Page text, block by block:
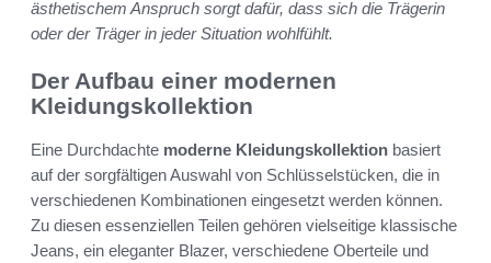
ästhetischem Anspruch sorgt dafür, dass sich die Trägerin
oder der Träger in jeder Situation wohlfühlt.
Der Aufbau einer modernen
Kleidungskollektion
Eine Durchdachte moderne Kleidungskollektion basiert
auf der sorgfältigen Auswahl von Schlüsselstücken, die in
verschiedenen Kombinationen eingesetzt werden können.
Zu diesen essenziellen Teilen gehören vielseitige klassische
Jeans, ein eleganter Blazer, verschiedene Oberteile und